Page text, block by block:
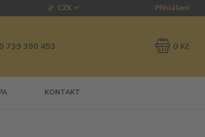
CZK Přihlášení
739 390 453 0 Kč
KONTAKT